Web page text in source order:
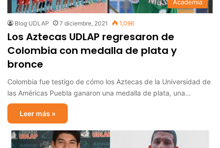
Academia
Blog UDLAP 7 diciembre, 2021 1,096
Los Aztecas UDLAP regresaron de
Colombia con medalla de plata y
bronce
Colombia fue testigo de cómo los Aztecas de la Universidad de
las Américas Puebla ganaron una medalla de plata, una…
Leer más »